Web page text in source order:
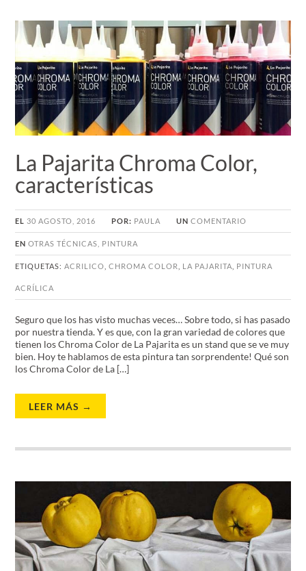
La Pajarita Chroma Color,
características
EL 30 AGOSTO, 2016 POR: PAULA UN COMENTARIO
EN OTRAS TÉCNICAS PINTURA
ETIQUETAS:ACRILICO ,CHROMA COLOR LA PAJARITA PINTURA
ACRÍLICA
Seguro que los has visto muchas veces… Sobre todo, si has pasado
por nuestra tienda. Y es que, con la gran variedad de colores que
tienen los Chroma Color de La Pajarita es un stand que se ve muy
bien. Hoy te hablamos de esta pintura tan sorprendente! Qué son
los Chroma Color de La […]
LEER MÁS →